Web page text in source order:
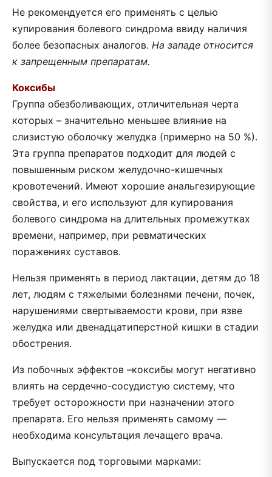
Не рекомендуется его применять с целью
купирования болевого синдрома ввиду наличия
более безопасных аналогов. На западе относится
к запрещенным препаратам.
Коксибы
Группа обезболивающих, отличительная черта
которых – значительно меньшее влияние на
слизистую оболочку желудка (примерно на 50 %).
Эта группа препаратов подходит для людей с
повышенным риском желудочно-кишечных
кровотечений. Имеют хорошие анальгезирующие
свойства, и его используют для купирования
болевого синдрома на длительных промежутках
времени, например, при ревматических
поражениях суставов.
Нельзя применять в период лактации, детям до 18
лет, людям с тяжелыми болезнями печени, почек,
нарушениями свертываемости крови, при язве
желудка или двенадцатиперстной кишки в стадии
обострения.
Из побочных эффектов –коксибы могут негативно
влиять на сердечно-сосудистую систему, что
требует осторожности при назначении этого
препарата. Его нельзя применять самому —
необходима консультация лечащего врача.
Выпускается под торговыми марками: